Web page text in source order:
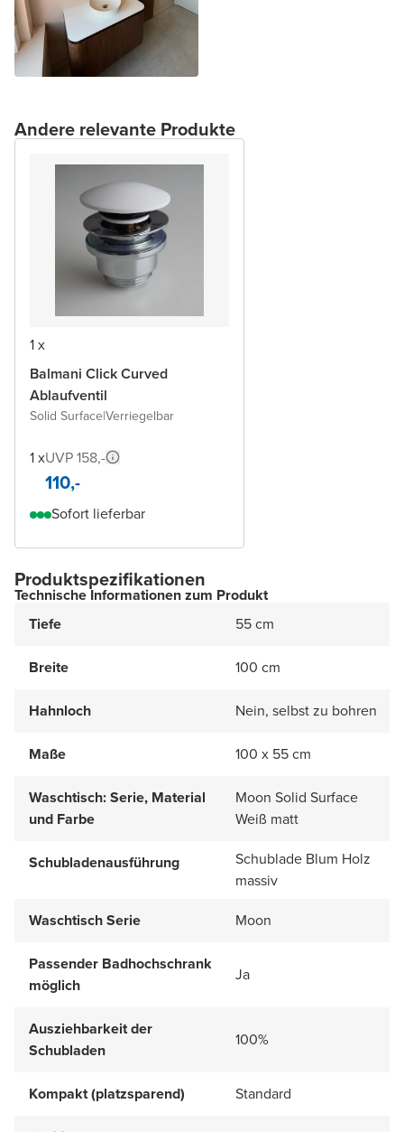
Andere relevante Produkte
1 x
Balmani Click Curved
Ablaufventil
Solid Surface|Verriegelbar
1 xUVP 158,-
110,-
Sofort lieferbar
Produktspezifikationen
Technische Informationen zum Produkt
Tiefe
55 cm
Breite 100 cm
Hahnloch Nein, selbst zu bohren
Maße 100 x 55 cm
Waschtisch: Serie, Material
und Farbe
Moon Solid Surface
Weiß matt
Schubladenausführung
Schublade Blum Holz
massiv
Waschtisch Serie
Moon
Passender Badhochschrank
möglich
Ja
Ausziehbarkeit der
Schubladen
100%
Kompakt (platzsparend) Standard